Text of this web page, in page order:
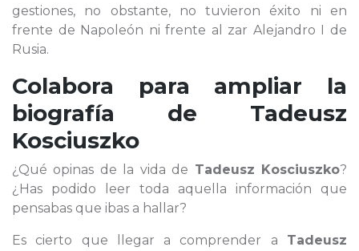
gestiones, no obstante, no tuvieron éxito ni en
frente de Napoleón ni frente al zar Alejandro I de
Rusia.
Colabora para ampliar la
biografía de Tadeusz
Kosciuszko
¿Qué opinas de la vida de Tadeusz Kosciuszko?
¿Has podido leer toda aquella información que
pensabas que ibas a hallar?
Es cierto que llegar a comprender a Tadeusz